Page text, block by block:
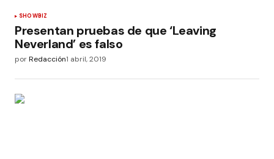
SHOWBIZ
Presentan pruebas de que ‘Leaving
Neverland’ es falso
porRedacción1 abril, 2019